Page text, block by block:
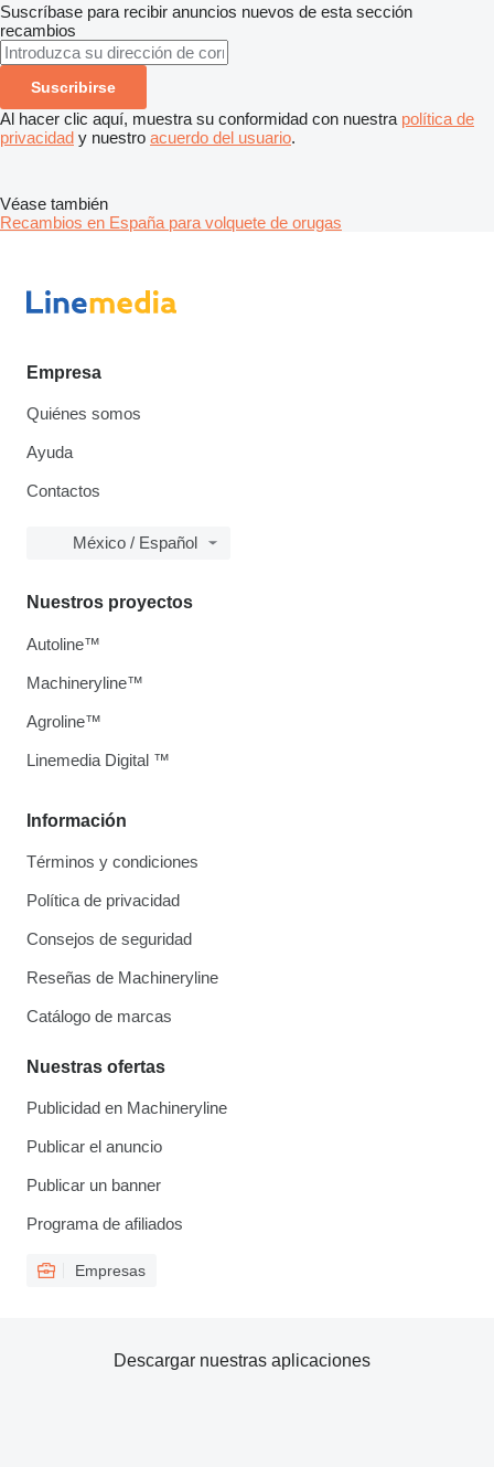
Suscríbase para recibir anuncios nuevos de esta sección
recambios
Suscribirse
Al hacer clic aquí, muestra su conformidad con nuestra política de
privacidad y nuestro acuerdo del usuario.
Véase también
Recambios en España para volquete de orugas
Empresa
Quiénes somos
Ayuda
Contactos
México / Español
Información
Términos y condiciones
Política de privacidad
Consejos de seguridad
Reseñas de Machineryline
Catálogo de marcas
Nuestras ofertas
Publicidad en Machineryline
Publicar el anuncio
Publicar un banner
Programa de afiliados
Empresas
Nuestros proyectos
Autoline™
Machineryline™
Agroline™
Linemedia Digital ™
Descargar nuestras aplicaciones